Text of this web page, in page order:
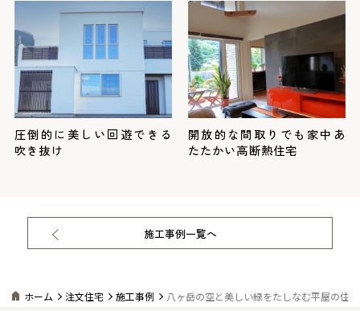
圧倒的に美しい回遊できる
吹き抜け
開放的な間取りでも家中あ
たたかい高断熱住宅
施工事例一覧へ
ホーム 注文住宅 施工事例 八ヶ岳の空と美しい緑をたしなむ平屋の住